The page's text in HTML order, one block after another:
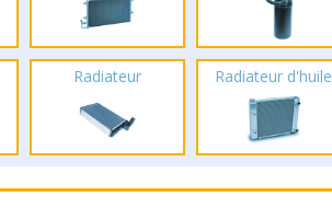
Radiateur Radiateur d'huile